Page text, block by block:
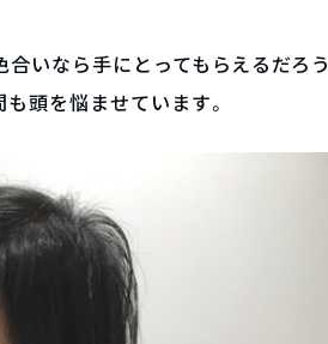
いなら手にとってもらえるだろう
頭を悩ませています。